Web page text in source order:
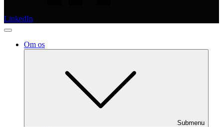
LinkedIn
Om os
Submenu